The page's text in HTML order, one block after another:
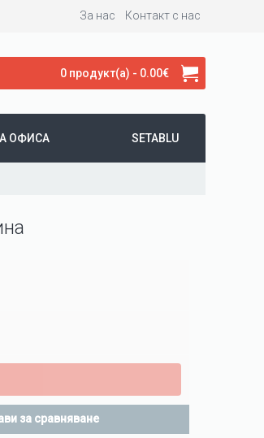
За нас Контакт с нас
0 продукт(а) - 0.00€
ОФИСА SETABLU
за сравняване